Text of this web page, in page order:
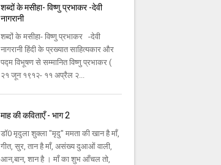
शब्दों के मसीहा- विष्णु प्रभाकर -देवी
नागरानी
शब्दों के मसीहा- विष्णु प्रभाकर -देवी
नागरानी हिंदी के प्रख्यात साहित्यकार और
पद्म विभूषण से सम्मानित विष्णु प्रभाकर (
२१ जून १९१२- ११ अप्रैल २...
माह की कविताएँ - भाग 2
डॉ0 मृदुला शुक्ला "मृदु" ममता की खान है माँ,
गीत, सुर, तान है माँ, असंख्य दुआओं वाली,
आन,बान, शान है । माँ का शुभ आँचल तो,